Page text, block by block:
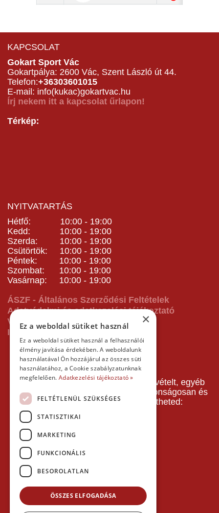
KAPCSOLAT
Gokart Sport Vác
Gokartpálya: 2600 Vác, Szent László út 44.
Telefon:+36303601015
E-mail: info(kukac)gokartvac.hu
Írj nekem itt a kapcsolat űrlapon!
Térkép:
NYITVATARTÁS
Hétfő: 10:00 - 19:00
Kedd: 10:00 - 19:00
Szerda: 10:00 - 19:00
Csütörtök: 10:00 - 19:00
Péntek: 10:00 - 19:00
Szombat: 10:00 - 19:00
Vasárnap: 10:00 - 19:00
ÁSZF - Általános Szerződési Feltételek
Adatvédelmi és adatkezelési tájékoztató
Vásárlás előtti tájékoztató
Impresszum
A pályafoglalást, gokartverseny részvételt, egyéb
termékeinket, szolgáltatásainkat biztonságosan és
gyorsan bankkártyával is kifizetheted:
×
Ez a weboldal sütiket használ
Ez a weboldal sütiket használ a felhasználói
élmény javítása érdekében. A weboldalunk
használatával Ön hozzájárul az összes süti
használatához, a Cookie szabályzatunknak
megfelelően. Adatkezelési tájékoztató »
FELTÉTLENÜL SZÜKSÉGES
STATISZTIKAI
MARKETING
FUNKCIONÁLIS
BESOROLATLAN
ÖSSZES ELFOGADÁSA